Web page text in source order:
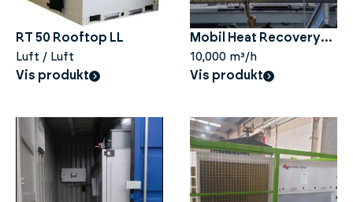
RT 50 Rooftop LL
Luft / Luft
Vis produkt
Mobil Heat Recovery
Unit
10,000 m³/h
Vis produkt